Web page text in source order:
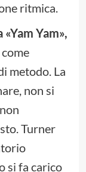
ritmica.
«Yam Yam»,
metodo. La
non si
Turner
si fa carico